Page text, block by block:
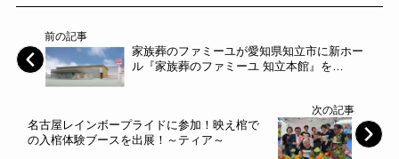
前の記事
家族葬のファミーユが愛知県知立市に新ホー
ル『家族葬のファミーユ 知立本館』を
次の記事
名古屋レインボープライドに参加！映え棺で
の入棺体験ブースを出展！～ティア～